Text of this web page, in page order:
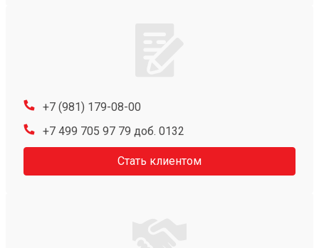
+7 (981) 179-08-00
+7 499 705 97 79 доб. 0132
Стать клиентом